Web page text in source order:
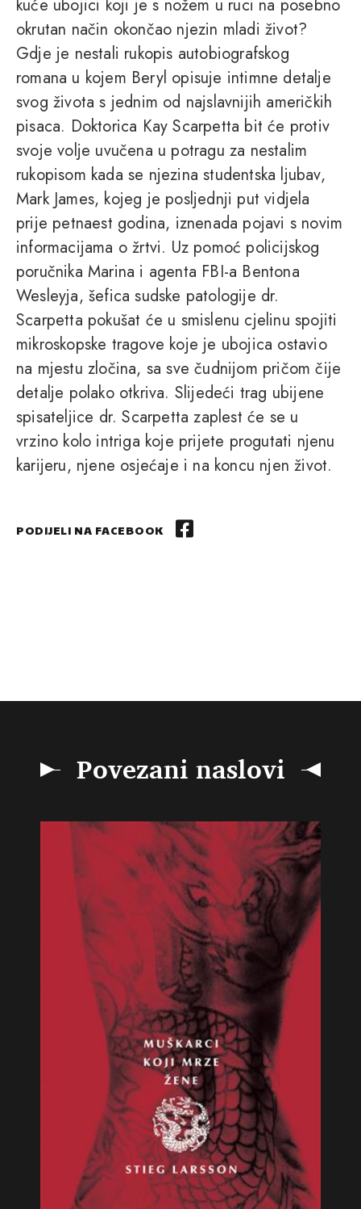
kuće ubojici koji je s nožem u ruci na posebno
okrutan način okončao njezin mladi život?
Gdje je nestali rukopis autobiografskog
romana u kojem Beryl opisuje intimne detalje
svog života s jednim od najslavnijih američkih
pisaca. Doktorica Kay Scarpetta bit će protiv
svoje volje uvučena u potragu za nestalim
rukopisom kada se njezina studentska ljubav,
Mark James, kojeg je posljednji put vidjela
prije petnaest godina, iznenada pojavi s novim
informacijama o žrtvi. Uz pomoć policijskog
poručnika Marina i agenta FBI-a Bentona
Wesleyja, šefica sudske patologije dr.
Scarpetta pokušat će u smislenu cjelinu spojiti
mikroskopske tragove koje je ubojica ostavio
na mjestu zločina, sa sve čudnijom pričom čije
detalje polako otkriva. Slijedeći trag ubijene
spisateljice dr. Scarpetta zaplest će se u
vrzino kolo intriga koje prijete progutati njenu
karijeru, njene osjećaje i na koncu njen život.
PODIJELI NA FACEBOOK
Povezani naslovi